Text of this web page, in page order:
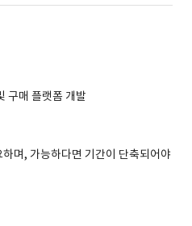
구매 플랫폼 개발
며, 가능하다면 기간이 단축되어야